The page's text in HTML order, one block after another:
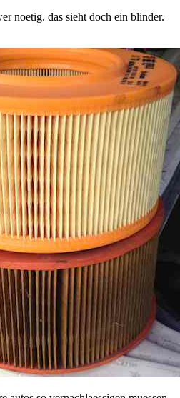
noetig. das sieht doch ein blinder.